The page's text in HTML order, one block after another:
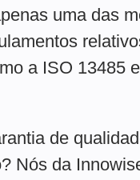
uma das
a ISO 13485
de
Nós da